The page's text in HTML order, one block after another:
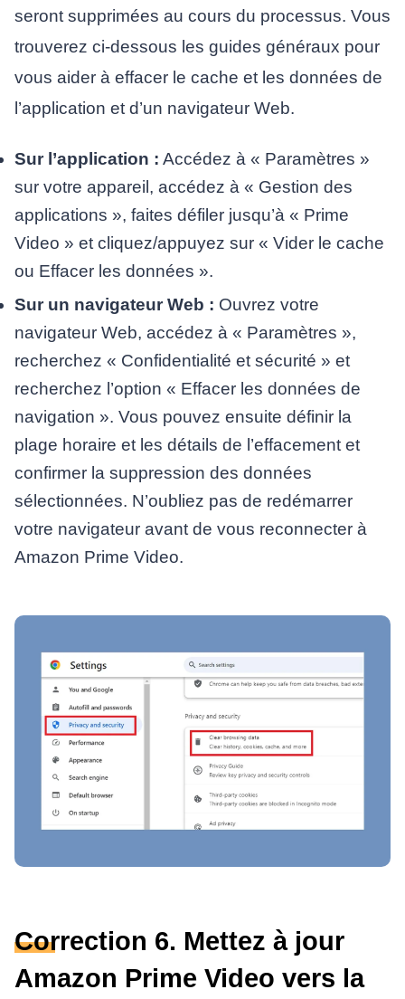
seront supprimées au cours du processus. Vous
trouverez ci-dessous les guides généraux pour
vous aider à effacer le cache et les données de
l’application et d’un navigateur Web.
Sur l’application : Accédez à « Paramètres »
sur votre appareil, accédez à « Gestion des
applications », faites défiler jusqu’à « Prime
Video » et cliquez/appuyez sur « Vider le cache
ou Effacer les données ».
Sur un navigateur Web : Ouvrez votre
navigateur Web, accédez à « Paramètres »,
recherchez « Confidentialité et sécurité » et
recherchez l’option « Effacer les données de
navigation ». Vous pouvez ensuite définir la
plage horaire et les détails de l’effacement et
confirmer la suppression des données
sélectionnées. N’oubliez pas de redémarrer
votre navigateur avant de vous reconnecter à
Amazon Prime Video.
Correction 6. Mettez à jour
Amazon Prime Video vers la